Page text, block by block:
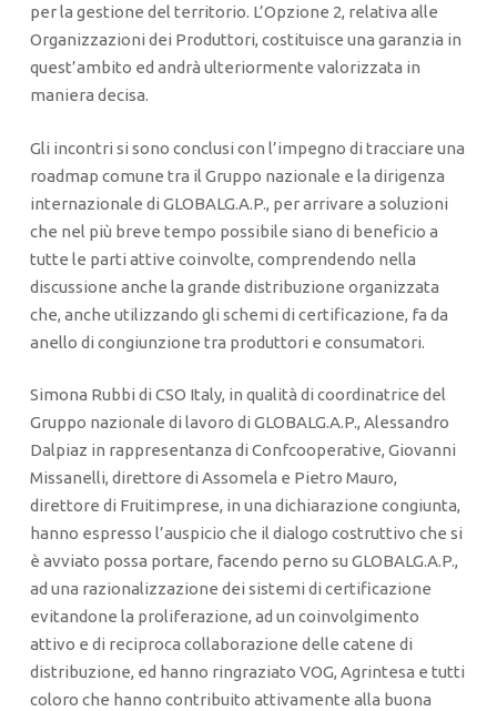
per la gestione del territorio. L’Opzione 2, relativa alle
Organizzazioni dei Produttori, costituisce una garanzia in
quest’ambito ed andrà ulteriormente valorizzata in
maniera decisa.
Gli incontri si sono conclusi con l’impegno di tracciare una
roadmap comune tra il Gruppo nazionale e la dirigenza
internazionale di GLOBALG.A.P., per arrivare a soluzioni
che nel più breve tempo possibile siano di beneficio a
tutte le parti attive coinvolte, comprendendo nella
discussione anche la grande distribuzione organizzata
che, anche utilizzando gli schemi di certificazione, fa da
anello di congiunzione tra produttori e consumatori.
Simona Rubbi di CSO Italy, in qualità di coordinatrice del
Gruppo nazionale di lavoro di GLOBALG.A.P., Alessandro
Dalpiaz in rappresentanza di Confcooperative, Giovanni
Missanelli, direttore di Assomela e Pietro Mauro,
direttore di Fruitimprese, in una dichiarazione congiunta,
hanno espresso l’auspicio che il dialogo costruttivo che si
è avviato possa portare, facendo perno su GLOBALG.A.P.,
ad una razionalizzazione dei sistemi di certificazione
evitandone la proliferazione, ad un coinvolgimento
attivo e di reciproca collaborazione delle catene di
distribuzione, ed hanno ringraziato VOG, Agrintesa e tutti
coloro che hanno contribuito attivamente alla buona